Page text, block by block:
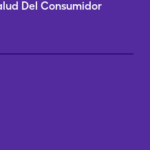
Del Consumidor